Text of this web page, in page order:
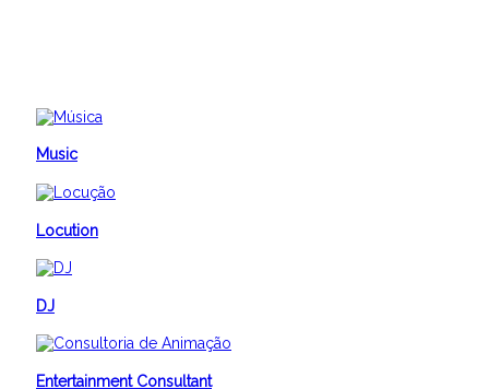
Music
Locution
DJ
Entertainment Consultant